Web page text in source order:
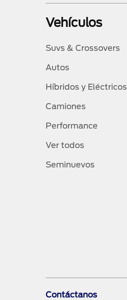
Vehículos
Suvs & Crossovers
Autos
Híbridos y Eléctricos
Camiones
Performance
Ver todos
Seminuevos
Contáctanos